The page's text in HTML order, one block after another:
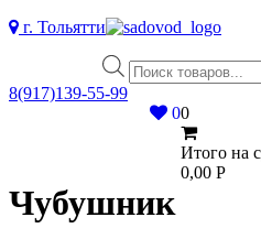
Skipг. Тольятти
Поиск
товаров
8(917)139‑55-99
00
Итого на
0,00 Р
Чубушник